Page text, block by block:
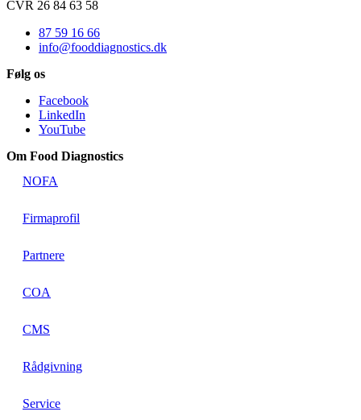
CVR 26 84 63 58
87 59 16 66
info@fooddiagnostics.dk
Følg os
Facebook
LinkedIn
YouTube
Om Food Diagnostics
NOFA
Firmaprofil
Partnere
COA
CMS
Rådgivning
Service